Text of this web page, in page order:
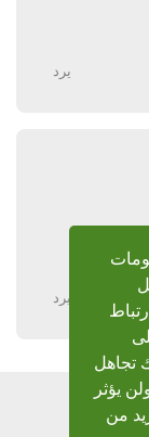
تجاهل
يؤثر
من
يرد
يرد